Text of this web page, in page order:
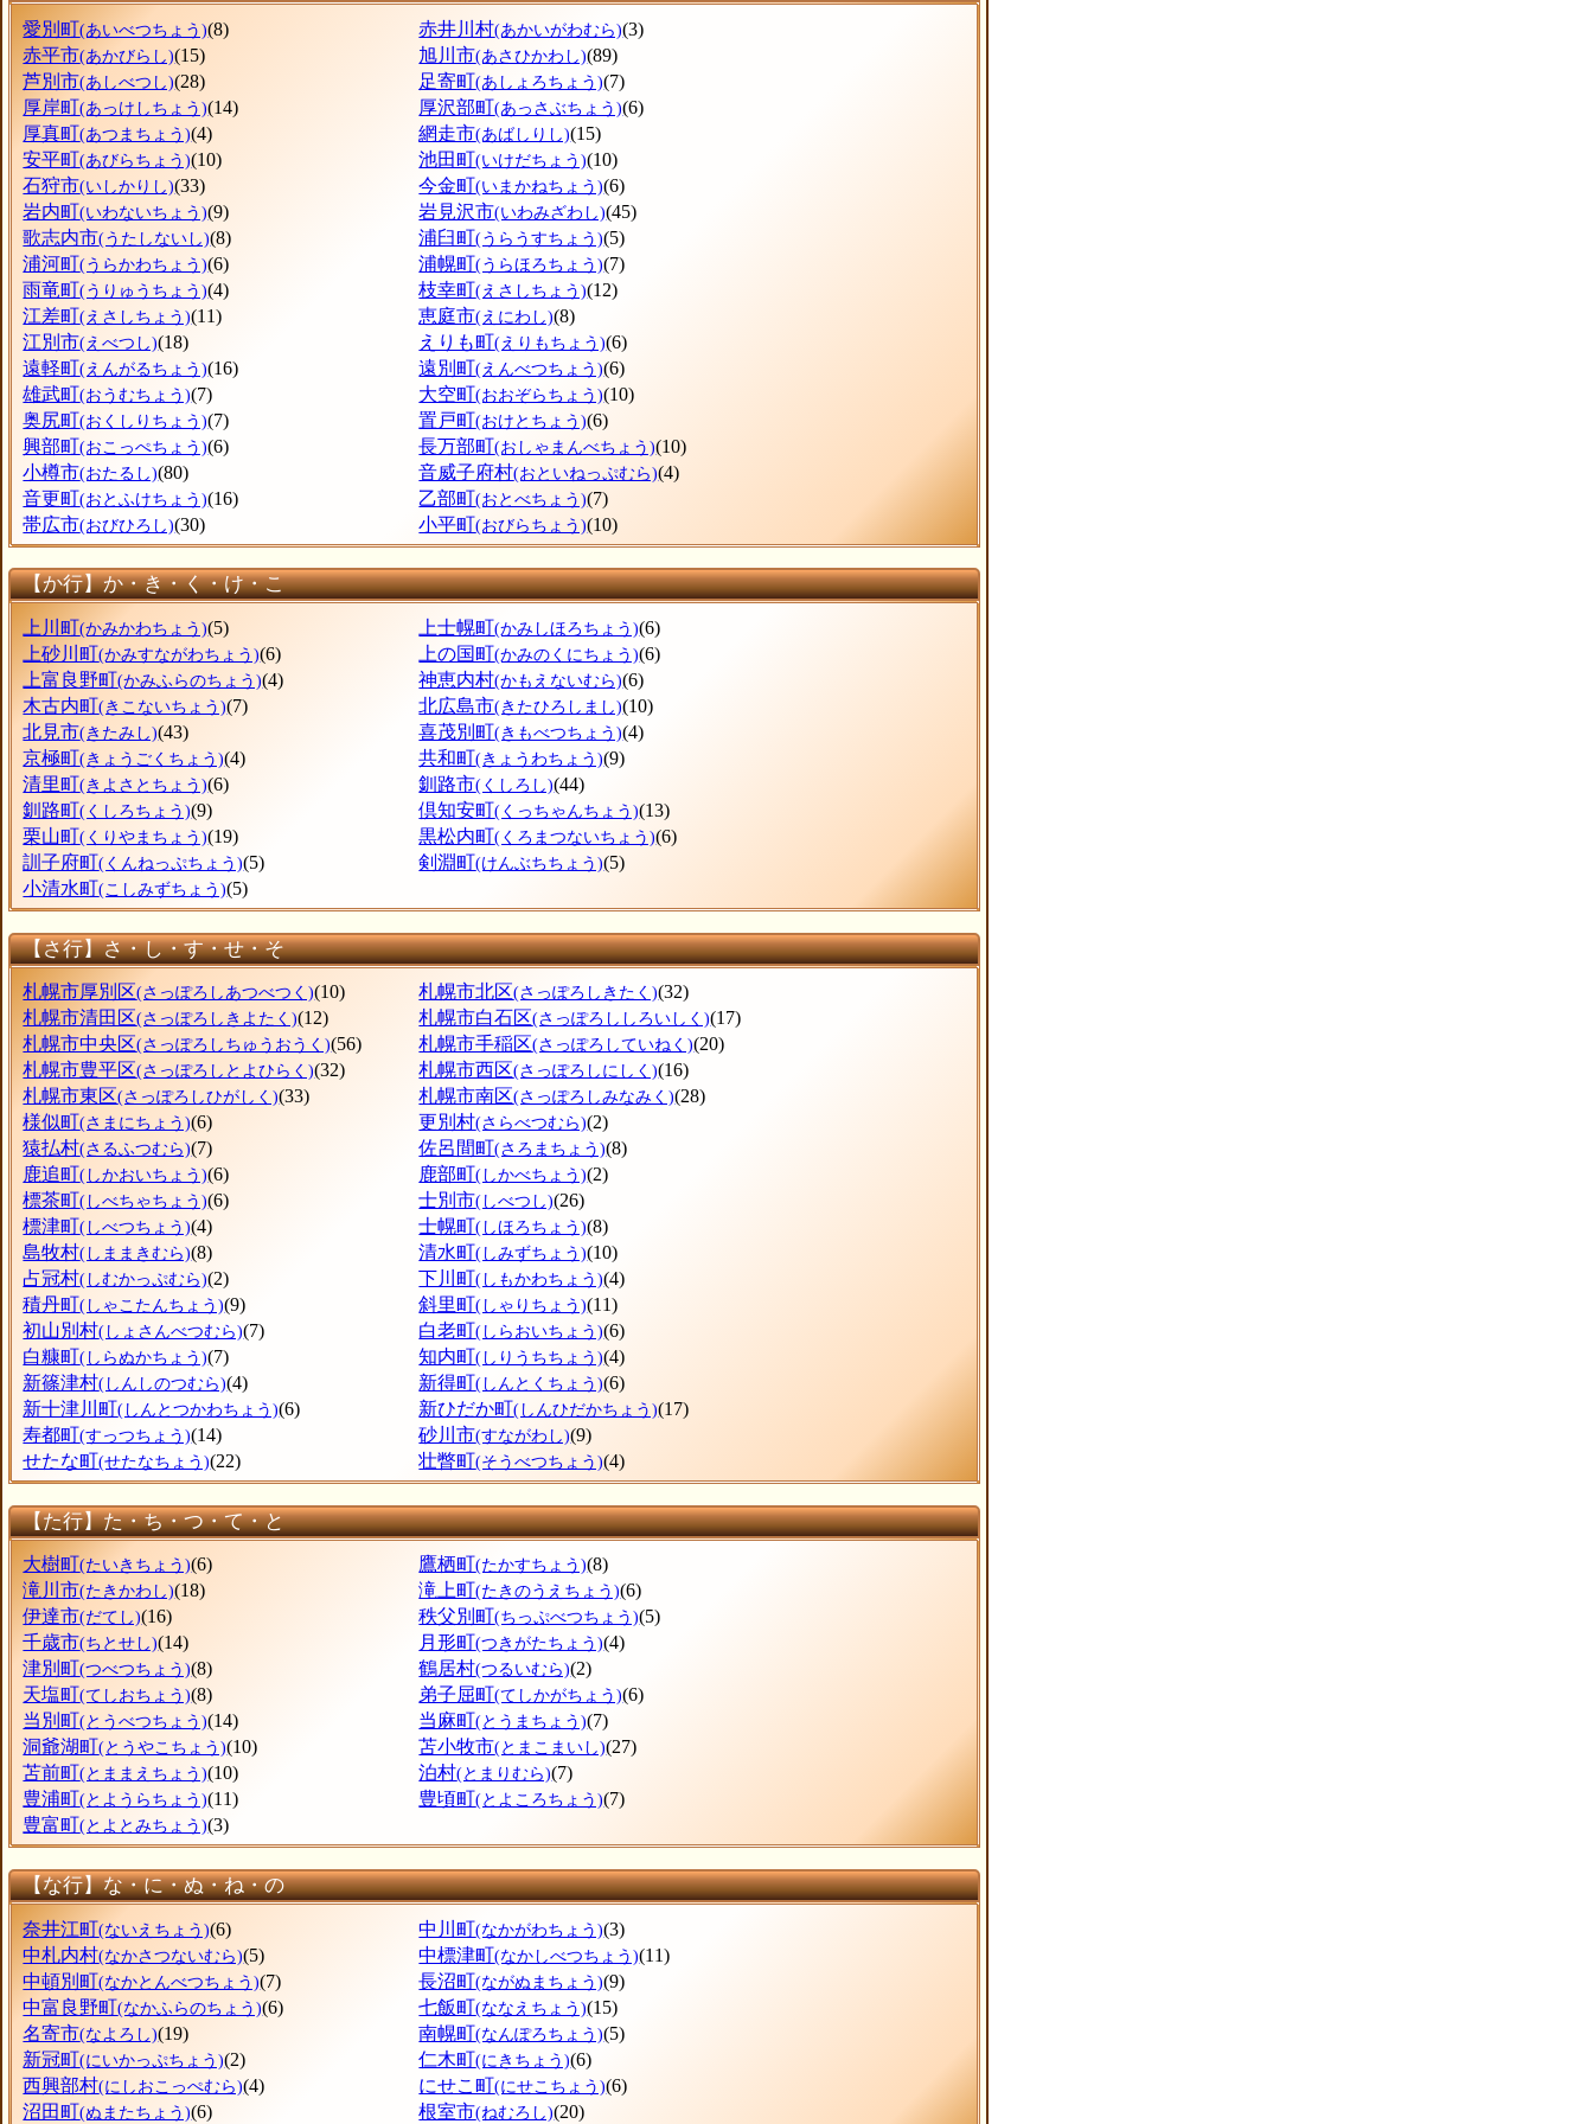
愛別町(あいべつちょう)(8) 赤井川村(あかいがわむら)(3)
赤平市(あかびらし)(15) 旭川市(あさひかわし)(89)
芦別市(あしべつし)(28) 足寄町(あしょろちょう)(7)
厚岸町(あっけしちょう)(14) 厚沢部町(あっさぶちょう)(6)
厚真町(あつまちょう)(4) 網走市(あばしりし)(15)
安平町(あびらちょう)(10) 池田町(いけだちょう)(10)
石狩市(いしかりし)(33) 今金町(いまかねちょう)(6)
岩内町(いわないちょう)(9) 岩見沢市(いわみざわし)(45)
歌志内市(うたしないし)(8) 浦臼町(うらうすちょう)(5)
浦河町(うらかわちょう)(6) 浦幌町(うらほろちょう)(7)
雨竜町(うりゅうちょう)(4) 枝幸町(えさしちょう)(12)
江差町(えさしちょう)(11) 恵庭市(えにわし)(8)
江別市(えべつし)(18) えりも町(えりもちょう)(6)
遠軽町(えんがるちょう)(16) 遠別町(えんべつちょう)(6)
雄武町(おうむちょう)(7) 大空町(おおぞらちょう)(10)
奥尻町(おくしりちょう)(7) 置戸町(おけとちょう)(6)
興部町(おこっぺちょう)(6) 長万部町(おしゃまんべちょう)(10)
小樽市(おたるし)(80) 音威子府村(おといねっぷむら)(4)
音更町(おとふけちょう)(16) 乙部町(おとべちょう)(7)
帯広市(おびひろし)(30) 小平町(おびらちょう)(10)
【か行】か・き・く・け・こ
上川町(かみかわちょう)(5) 上士幌町(かみしほろちょう)(6)
上砂川町(かみすながわちょう)(6) 上の国町(かみのくにちょう)(6)
上富良野町(かみふらのちょう)(4) 神恵内村(かもえないむら)(6)
木古内町(きこないちょう)(7) 北広島市(きたひろしまし)(10)
北見市(きたみし)(43) 喜茂別町(きもべつちょう)(4)
京極町(きょうごくちょう)(4) 共和町(きょうわちょう)(9)
清里町(きよさとちょう)(6) 釧路市(くしろし)(44)
釧路町(くしろちょう)(9) 倶知安町(くっちゃんちょう)(13)
栗山町(くりやまちょう)(19) 黒松内町(くろまつないちょう)(6)
訓子府町(くんねっぷちょう)(5) 剣淵町(けんぶちちょう)(5)
小清水町(こしみずちょう)(5)
【さ行】さ・し・す・せ・そ
札幌市厚別区(さっぽろしあつべつく)(10) 札幌市北区(さっぽろしきたく)(32)
札幌市清田区(さっぽろしきよたく)(12) 札幌市白石区(さっぽろししろいしく)(17)
札幌市中央区(さっぽろしちゅうおうく)(56) 札幌市手稲区(さっぽろしていねく)(20)
札幌市豊平区(さっぽろしとよひらく)(32) 札幌市西区(さっぽろしにしく)(16)
札幌市東区(さっぽろしひがしく)(33) 札幌市南区(さっぽろしみなみく)(28)
様似町(さまにちょう)(6) 更別村(さらべつむら)(2)
猿払村(さるふつむら)(7) 佐呂間町(さろまちょう)(8)
鹿追町(しかおいちょう)(6) 鹿部町(しかべちょう)(2)
標茶町(しべちゃちょう)(6) 士別市(しべつし)(26)
標津町(しべつちょう)(4) 士幌町(しほろちょう)(8)
島牧村(しままきむら)(8) 清水町(しみずちょう)(10)
占冠村(しむかっぷむら)(2) 下川町(しもかわちょう)(4)
積丹町(しゃこたんちょう)(9) 斜里町(しゃりちょう)(11)
初山別村(しょさんべつむら)(7) 白老町(しらおいちょう)(6)
白糠町(しらぬかちょう)(7) 知内町(しりうちちょう)(4)
新篠津村(しんしのつむら)(4) 新得町(しんとくちょう)(6)
新十津川町(しんとつかわちょう)(6) 新ひだか町(しんひだかちょう)(17)
寿都町(すっつちょう)(14) 砂川市(すながわし)(9)
せたな町(せたなちょう)(22) 壮瞥町(そうべつちょう)(4)
【た行】た・ち・つ・て・と
大樹町(たいきちょう)(6) 鷹栖町(たかすちょう)(8)
滝川市(たきかわし)(18) 滝上町(たきのうえちょう)(6)
伊達市(だてし)(16) 秩父別町(ちっぷべつちょう)(5)
千歳市(ちとせし)(14) 月形町(つきがたちょう)(4)
津別町(つべつちょう)(8) 鶴居村(つるいむら)(2)
天塩町(てしおちょう)(8) 弟子屈町(てしかがちょう)(6)
当別町(とうべつちょう)(14) 当麻町(とうまちょう)(7)
洞爺湖町(とうやこちょう)(10) 苫小牧市(とまこまいし)(27)
苫前町(とままえちょう)(10) 泊村(とまりむら)(7)
豊浦町(とようらちょう)(11) 豊頃町(とよころちょう)(7)
豊富町(とよとみちょう)(3)
【な行】な・に・ぬ・ね・の
奈井江町(ないえちょう)(6) 中川町(なかがわちょう)(3)
中札内村(なかさつないむら)(5) 中標津町(なかしべつちょう)(11)
中頓別町(なかとんべつちょう)(7) 長沼町(ながぬまちょう)(9)
中富良野町(なかふらのちょう)(6) 七飯町(ななえちょう)(15)
名寄市(なよろし)(19) 南幌町(なんぽろちょう)(5)
新冠町(にいかっぷちょう)(2) 仁木町(にきちょう)(6)
西興部村(にしおこっぺむら)(4) にせこ町(にせこちょう)(6)
沼田町(ぬまたちょう)(6) 根室市(ねむろし)(20)